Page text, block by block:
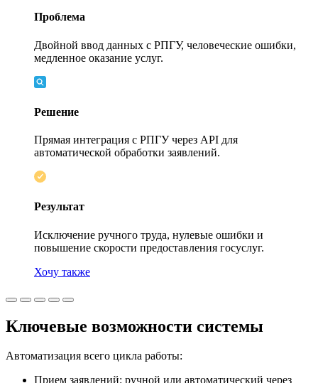
Проблема
Двойной ввод данных с РПГУ, человеческие ошибки,
медленное оказание услуг.
Решение
Прямая интеграция с РПГУ через API для
автоматической обработки заявлений.
Результат
Исключение ручного труда, нулевые ошибки и
повышение скорости предоставления госуслуг.
Хочу также
Ключевые возможности системы
Автоматизация всего цикла работы:
Прием заявлений: ручной или автоматический через